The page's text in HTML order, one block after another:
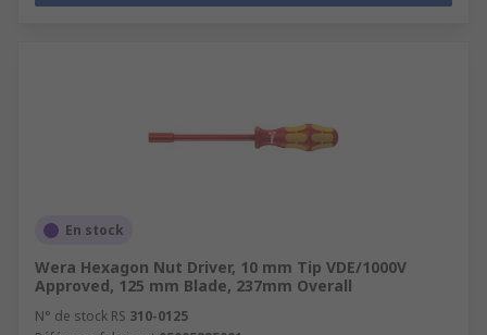
En stock
Wera Hexagon Nut Driver, 10 mm Tip VDE/1000V
Approved, 125 mm Blade, 237mm Overall
N° de stock RS 310-0125